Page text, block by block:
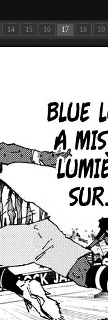
14 15 16 17 18 19